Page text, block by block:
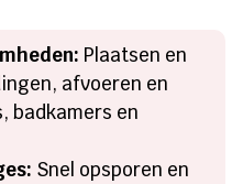
Plaatsen en
afvoeren en
badkamers en
Snel opsporen en